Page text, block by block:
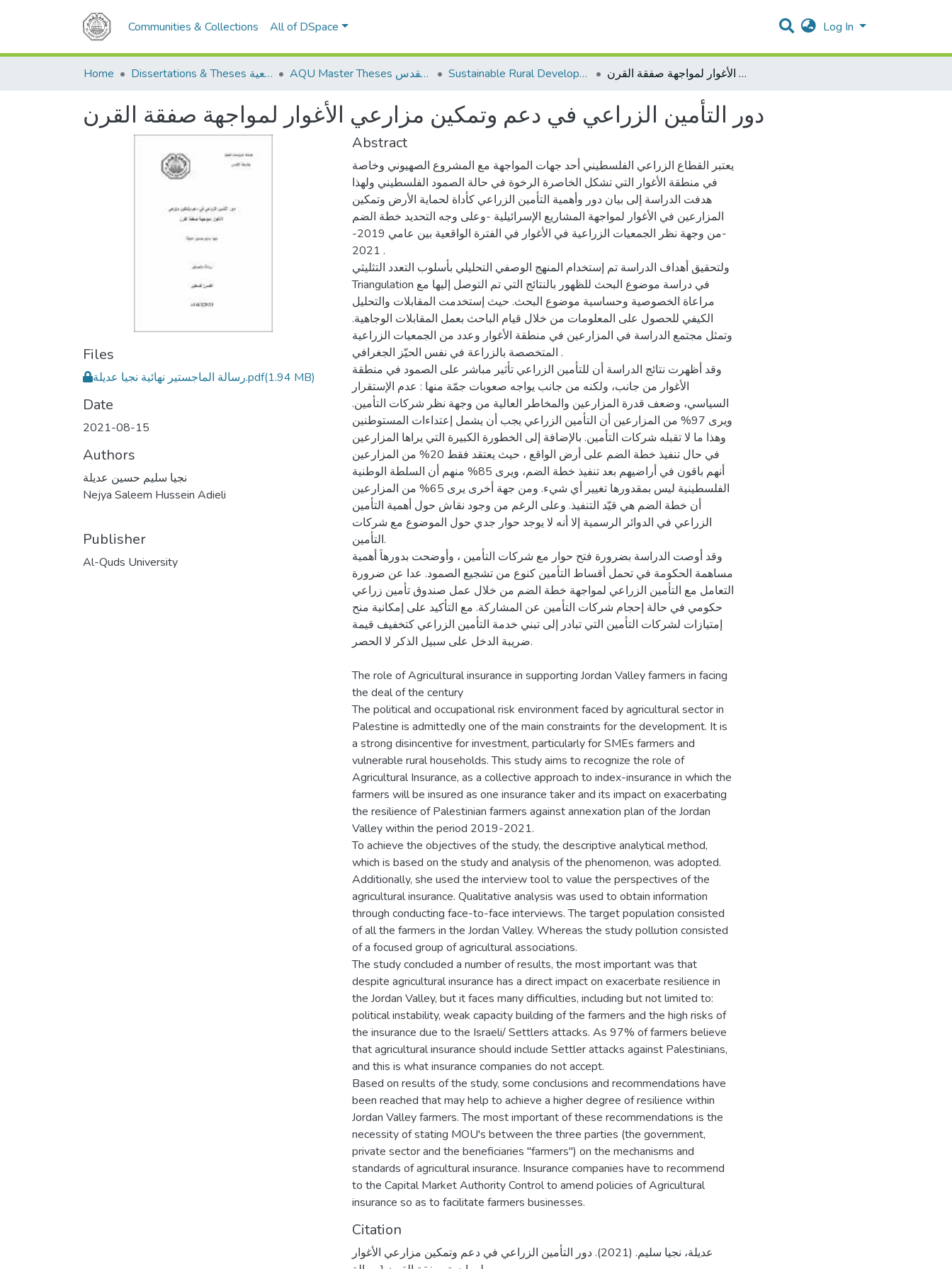
Communities & Collections All of DSpace Log In
Home Dissertations & Theses الرسائل الجامعية AQU Master Theses الرسائل الجامعية الخاصة بجامعة القدس Sustainable Rural Development التنمية الريفية المستدامة دور التأمين الزراعي في دعم وتمكين مزارعي الأغوار لمواجهة صفقة القرن
دور التأمين الزراعي في دعم وتمكين مزارعي الأغوار لمواجهة صفقة القرن
Files
رسالة الماجستير نهائية نجيا عديلة.pdf(1.94 MB)
Date
2021-08-15
Authors
نجيا سليم حسين عديلة
Nejya Saleem Hussein Adieli
Publisher
Al-Quds University
Abstract
يعتبر القطاع الزراعي الفلسطيني أحد جهات المواجهة مع المشروع الصهيوني وخاصة
في منطقة الأغوار التي تشكل الخاصرة الرخوة في حالة الصمود الفلسطيني ولهذا
هدفت الدراسة إلى بيان دور وأهمية التأمين الزراعي كأداة لحماية الأرض وتمكين
المزارعين في الأغوار لمواجهة المشاريع الإسرائيلية -وعلى وجه التحديد خطة الضم
-من وجهة نظر الجمعيات الزراعية في الأغوار في الفترة الواقعية بين عامي 2019-
2021 .
ولتحقيق أهداف الدراسة تم إستخدام المنهج الوصفي التحليلي بأسلوب التعدد التثليثي
Triangulation في دراسة موضوع البحث للظهور بالنتائج التي تم التوصل إليها مع
مراعاة الخصوصية وحساسية موضوع البحث. حيث إستخدمت المقابلات والتحليل
الكيفي للحصول على المعلومات من خلال قيام الباحث بعمل المقابلات الوجاهية.
وتمثل مجتمع الدراسة في المزارعين في منطقة الأغوار وعدد من الجمعيات الزراعية
المتخصصة بالزراعة في نفس الحيّز الجغرافي .
وقد أظهرت نتائج الدراسة أن للتأمين الزراعي تأثير مباشر على الصمود في منطقة
الأغوار من جانب، ولكنه من جانب يواجه صعوبات جمّة منها : عدم الإستقرار
السياسي، وضعف قدرة المزارعين والمخاطر العالية من وجهة نظر شركات التأمين.
ويرى 97% من المزارعين أن التأمين الزراعي يجب أن يشمل إعتداءات المستوطنين
وهذا ما لا تقبله شركات التأمين. بالإضافة إلى الخطورة الكبيرة التي يراها المزارعين
في حال تنفيذ خطة الضم على أرض الواقع ، حيث يعتقد فقط 20% من المزارعين
أنهم باقون في أراضيهم بعد تنفيذ خطة الضم، ويرى 85% منهم أن السلطة الوطنية
الفلسطينية ليس بمقدورها تغيير أي شيء. ومن جهة أخرى يرى 65% من المزارعين
أن خطة الضم هي قيّد التنفيذ. وعلى الرغم من وجود نقاش حول أهمية التأمين
الزراعي في الدوائر الرسمية إلا أنه لا يوجد حوار جدي حول الموضوع مع شركات
التأمين.
وقد أوصت الدراسة بضرورة فتح حوار مع شركات التأمين ، وأوضحت بدورهاَ أهمية
مساهمة الحكومة في تحمل أقساط التأمين كنوع من تشجيع الصمود. عدا عن ضرورة
التعامل مع التأمين الزراعي لمواجهة خطة الضم من خلال عمل صندوق تأمين زراعي
حكومي في حالة إحجام شركات التأمين عن المشاركة. مع التأكيد على إمكانية منح
إمتيازات لشركات التأمين التي تبادر إلى تبني خدمة التأمين الزراعي كتخفيف قيمة
ضريبة الدخل على سبيل الذكر لا الحصر.
The role of Agricultural insurance in supporting Jordan Valley farmers in facing
the deal of the century
The political and occupational risk environment faced by agricultural sector in
Palestine is admittedly one of the main constraints for the development. It is
a strong disincentive for investment, particularly for SMEs farmers and
vulnerable rural households. This study aims to recognize the role of
Agricultural Insurance, as a collective approach to index-insurance in which the
farmers will be insured as one insurance taker and its impact on exacerbating
the resilience of Palestinian farmers against annexation plan of the Jordan
Valley within the period 2019-2021.
To achieve the objectives of the study, the descriptive analytical method,
which is based on the study and analysis of the phenomenon, was adopted.
Additionally, she used the interview tool to value the perspectives of the
agricultural insurance. Qualitative analysis was used to obtain information
through conducting face-to-face interviews. The target population consisted
of all the farmers in the Jordan Valley. Whereas the study pollution consisted
of a focused group of agricultural associations.
The study concluded a number of results, the most important was that
despite agricultural insurance has a direct impact on exacerbate resilience in
the Jordan Valley, but it faces many difficulties, including but not limited to:
political instability, weak capacity building of the farmers and the high risks of
the insurance due to the Israeli/ Settlers attacks. As 97% of farmers believe
that agricultural insurance should include Settler attacks against Palestinians,
and this is what insurance companies do not accept.
Based on results of the study, some conclusions and recommendations have
been reached that may help to achieve a higher degree of resilience within
Jordan Valley farmers. The most important of these recommendations is the
necessity of stating MOU's between the three parties (the government,
private sector and the beneficiaries "farmers") on the mechanisms and
standards of agricultural insurance. Insurance companies have to recommend
to the Capital Market Authority Control to amend policies of Agricultural
insurance so as to facilitate farmers businesses.
Citation
عديلة، نجيا سليم. (2021). دور التأمين الزراعي في دعم وتمكين مزارعي الأغوار